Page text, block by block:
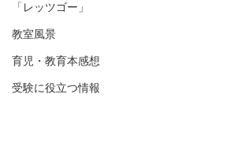
「レッツゴー」
教室風景
育児・教育本感想
受験に役立つ情報